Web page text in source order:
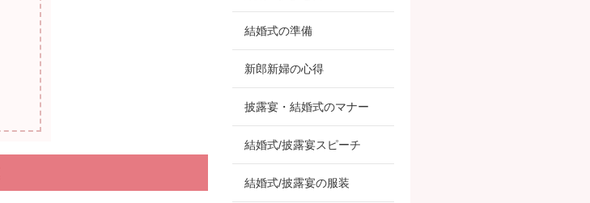
結婚式の準備
新郎新婦の心得
披露宴・結婚式のマナー
結婚式/披露宴スピーチ
結婚式/披露宴の服装